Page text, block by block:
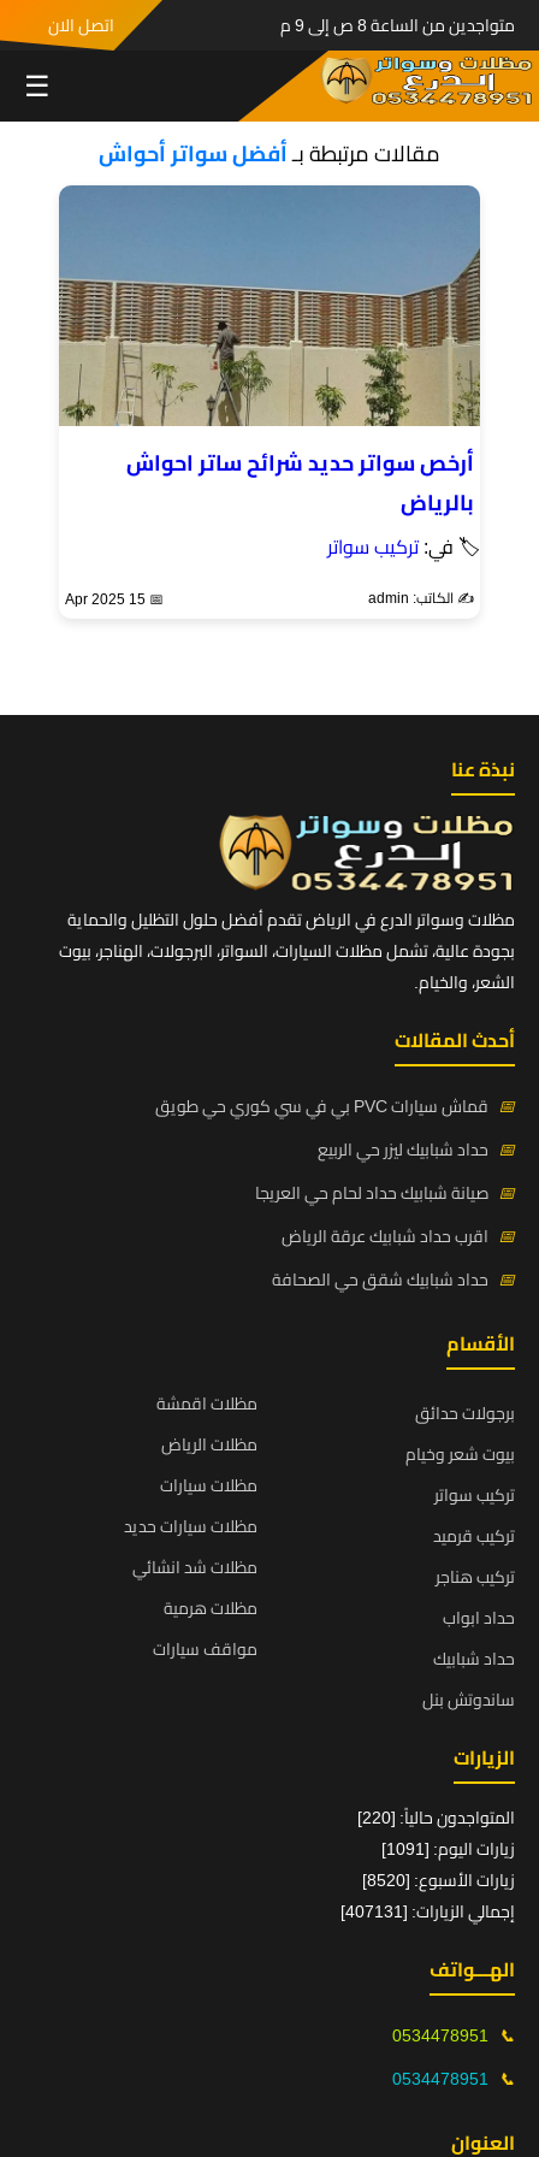
متواجدين من الساعة 8 ص إلى 9 م اتصل الان
☰
مقالات مرتبطة بـأفضل سواتر أحواش
أرخص سواتر حديد شرائح ساتر احواش
بالرياض
🏷 في:تركيب سواتر
✍️ الكاتب: admin 📅 15 Apr 2025
نبذة عنا
مظلات وسواتر الدرع في الرياض تقدم أفضل حلول التظليل والحماية
بجودة عالية، تشمل مظلات السيارات، السواتر، البرجولات، الهناجر، بيوت
الشعر، والخيام.
أحدث المقالات
📅 قماش سيارات PVC بي في سي كوري حي طويق
📅 حداد شبابيك ليزر حي الربيع
📅 صيانة شبابيك حداد لحام حي العريجا
📅 اقرب حداد شبابيك عرقة الرياض
📅 حداد شبابيك شقق حي الصحافة
الأقسام
برجولات حدائق
بيوت شعر وخيام
تركيب سواتر
تركيب قرميد
تركيب هناجر
حداد ابواب
حداد شبابيك
ساندوتش بنل
مظلات اقمشة
مظلات الرياض
مظلات سيارات
مظلات سيارات حديد
مظلات شد انشائي
مظلات هرمية
مواقف سيارات
الزيارات
المتواجدون حالياً: [220]
زيارات اليوم: [1091]
زيارات الأسبوع: [8520]
إجمالي الزيارات: [407131]
الهـــواتف
📞
0534478951
📞
0534478951
العنوان